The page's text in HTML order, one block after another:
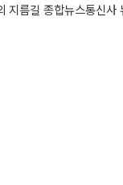
지름길 종합뉴스통신